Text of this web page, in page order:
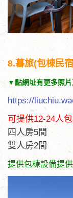
8.暮旅(包棟民
▼點網址有更多照
https://
可提供12-24人
四人房5間
雙人房2間
提供包棟設備提